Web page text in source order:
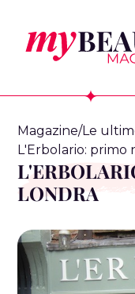
Magazine/Le
L'Erbolario: primo
LONDRA